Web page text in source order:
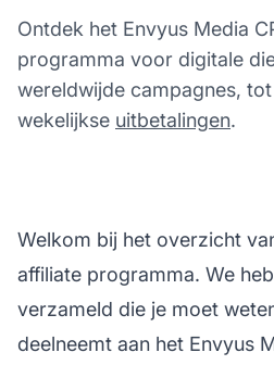
Ontdek het Envyus Media
programma voor digitale
wereldwijde campagnes,
wekelijkse uitbetalingen.
Welkom bij het overzicht
affiliate programma. We
verzameld die je moet
deelneemt aan het Envyus